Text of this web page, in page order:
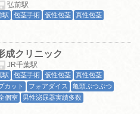
弘前駅
駅 包茎手術 仮性包茎 真性包茎
成クリニック
JR千葉駅
駅 包茎手術 仮性包茎
真性包茎
カット フォアダイス
亀頭ぶつぶつ
個室 男性泌尿器実績多数